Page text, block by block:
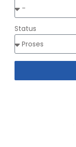
Status